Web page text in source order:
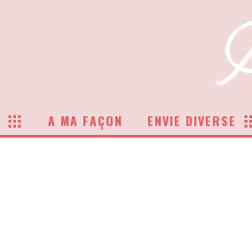
A MA FAÇON ENVIE DIVERSE